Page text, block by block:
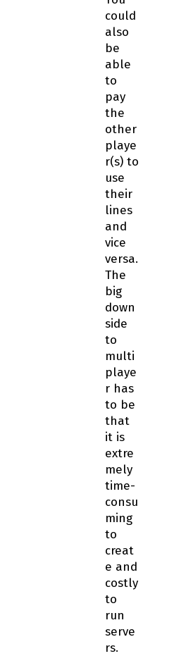
could
also
be
able
to
pay
the
other
playe
r(s) to
use
their
lines
and
vice
versa.
The
big
down
side
to
multi
playe
r has
to be
that
it is
extre
mely
time-
consu
ming
to
creat
e and
costly
to
run
serve
rs.